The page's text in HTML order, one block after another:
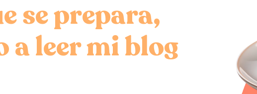
se prepara,
a leer mi blog